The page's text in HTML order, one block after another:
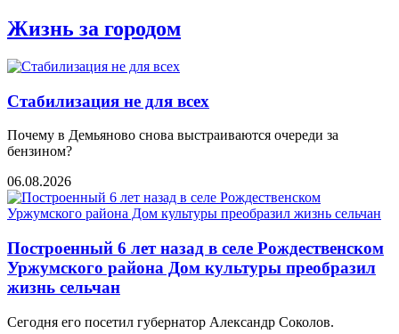
Жизнь за городом
Стабилизация не для всех
Почему в Демьяново снова выстраиваются очереди за
бензином?
06.08.2026
Построенный 6 лет назад в селе Рождественском
Уржумского района Дом культуры преобразил
жизнь сельчан
Сегодня его посетил губернатор Александр Соколов.